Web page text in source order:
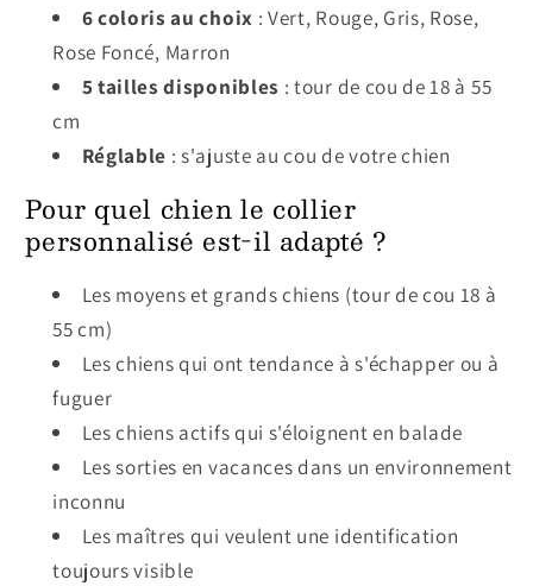
6 coloris au choix : Vert, Rouge, Gris, Rose,
Rose Foncé, Marron
5 tailles disponibles : tour de cou de 18 à 55
cm
Réglable : s'ajuste au cou de votre chien
Pour quel chien le collier
personnalisé est-il adapté ?
Les moyens et grands chiens (tour de cou 18 à
55 cm)
Les chiens qui ont tendance à s'échapper ou à
fuguer
Les chiens actifs qui s'éloignent en balade
Les sorties en vacances dans un environnement
inconnu
Les maîtres qui veulent une identification
toujours visible